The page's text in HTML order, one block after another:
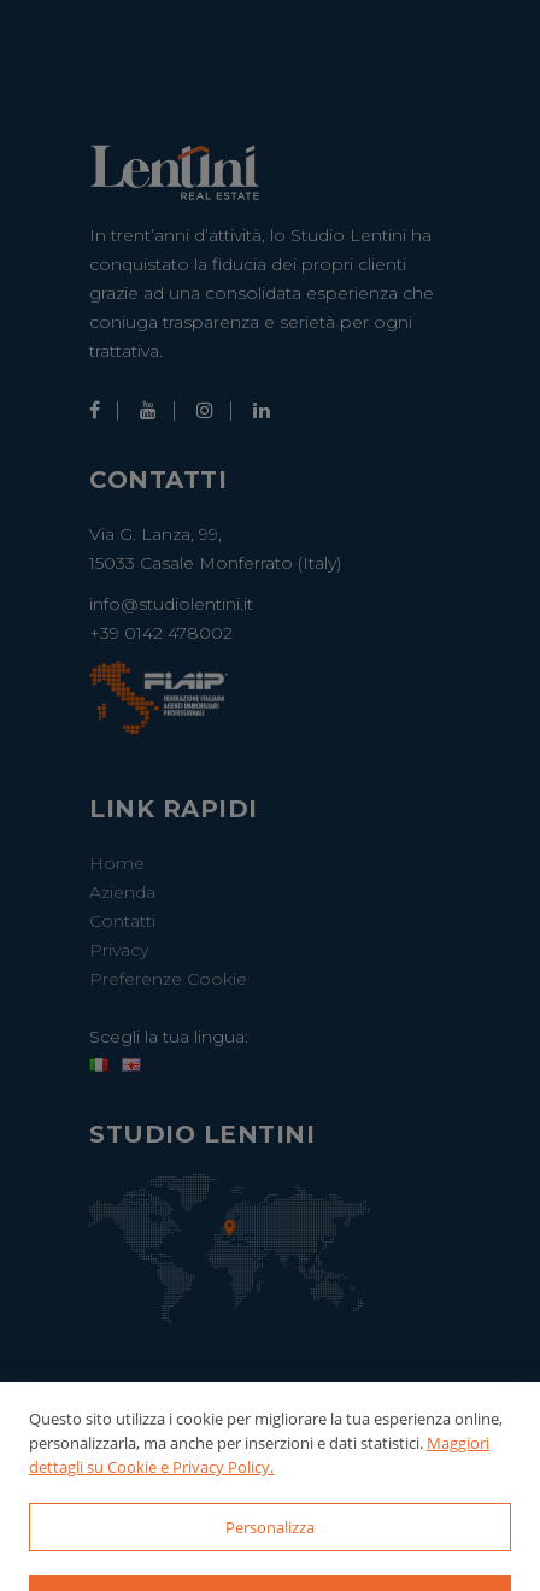
In trent’anni d’attività, lo Studio Lentini ha
conquistato la fiducia dei propri clienti
grazie ad una consolidata esperienza che
coniuga trasparenza e serietà per ogni
trattativa.
CONTATTI
Via G. Lanza, 99,
15033 Casale Monferrato (Italy)
info@studiolentini.it
+39 0142 478002
LINK RAPIDI
Home
Azienda
Contatti
Privacy
Preferenze Cookie
Scegli la tua lingua:
STUDIO LENTINI
© 2022-2026 Studio Lentini - P.Iva:
Questo sito utilizza i cookie per migliorare la tua esperienza online,
personalizzarla, ma anche per inserzioni e dati statistici. Maggiori
dettagli su Cookie e Privacy Policy.
Personalizza